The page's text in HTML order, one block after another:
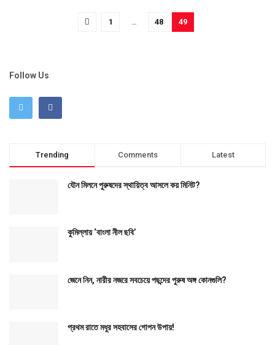
1 48 49
Follow Us
Trending Comments Latest
যৌন মিলনে পুরুষদের স্থায়িত্ব আসলে কয় মিনিট?
কুমিল্লায় ‘বাংলা নীল ছবি’
জেনে নিন, নারীর নজরে সবচেয়ে পছন্দের পুরুষ অঙ্গ কোনগুলি?
প্রথম রাতে মধুর সহবাসের গোপন উপায়!